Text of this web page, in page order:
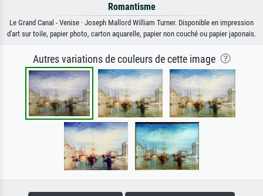
Romantisme
Le Grand Canal - Venise · Joseph Mallord William Turner. Disponible en impression
d'art sur toile, papier photo, carton aquarelle, papier non couché ou papier japonais.
Autres variations de couleurs de cette image